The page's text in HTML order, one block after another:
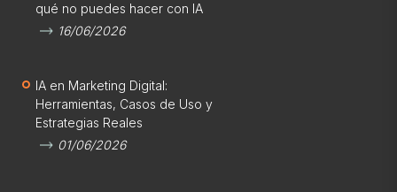
qué no puedes hacer con IA
16/06/2026
IA en Marketing Digital:
Herramientas, Casos de Uso y
Estrategias Reales
01/06/2026